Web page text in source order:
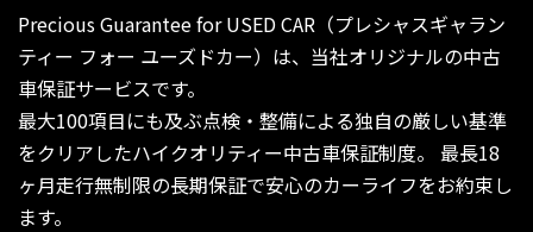
Precious Guarantee for USED CAR（プレシャスギャラン
ティー フォー ユーズドカー）は、当社オリジナルの中古
車保証サービスです。
最大100項目にも及ぶ点検・整備による独自の厳しい基準
をクリアしたハイクオリティー中古車保証制度。 最長18
ヶ月走行無制限の長期保証で安心のカーライフをお約束し
ます。